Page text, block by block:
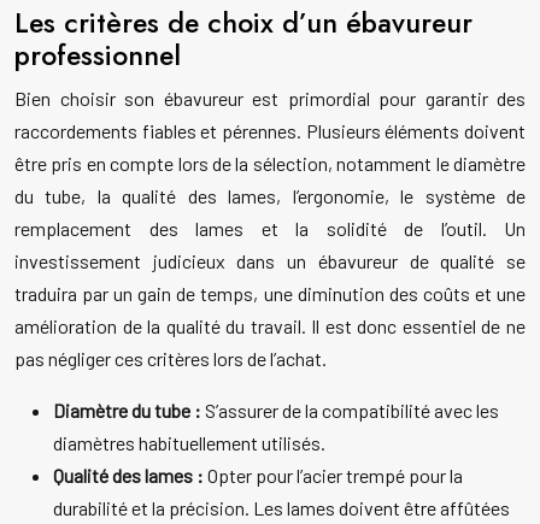
Les critères de choix d’un ébavureur
professionnel
Bien choisir son ébavureur est primordial pour garantir des
raccordements fiables et pérennes. Plusieurs éléments doivent
être pris en compte lors de la sélection, notamment le diamètre
du tube, la qualité des lames, l’ergonomie, le système de
remplacement des lames et la solidité de l’outil. Un
investissement judicieux dans un ébavureur de qualité se
traduira par un gain de temps, une diminution des coûts et une
amélioration de la qualité du travail. Il est donc essentiel de ne
pas négliger ces critères lors de l’achat.
Diamètre du tube : S’assurer de la compatibilité avec les
diamètres habituellement utilisés.
Qualité des lames : Opter pour l’acier trempé pour la
durabilité et la précision. Les lames doivent être affûtées